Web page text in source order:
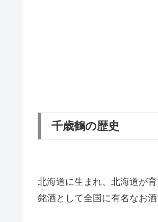
千歳鶴の歴史
北海道に生まれ、北海道が
銘酒として全国に有名なお